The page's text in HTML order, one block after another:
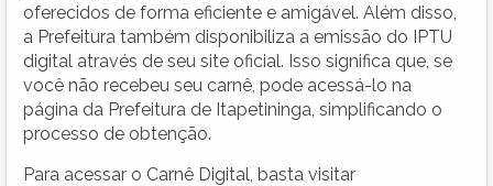
oferecidos de forma eficiente e amigável. Além disso,
a Prefeitura também disponibiliza a emissão do IPTU
digital através de seu site oficial. Isso significa que, se
você não recebeu seu carnê, pode acessá-lo na
página da Prefeitura de Itapetininga, simplificando o
processo de obtenção.
Para acessar o Carnê Digital, basta visitar